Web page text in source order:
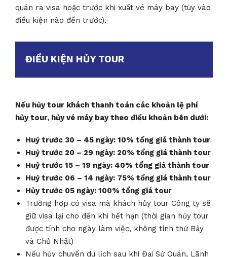
quán ra visa hoặc trước khi xuất vé máy bay (tùy vào
điều kiện nào đến trước).
ĐIỀU KIỆN HỦY TOUR
Nếu hủy tour khách thanh toán các khoản lệ phí
hủy tour, hủy vé máy bay theo điều khoản bên dưới:
Huỷ trước 30 – 45 ngày: 10% tổng giá thành tour
Huỷ trước 20 – 29 ngày: 20% tổng giá thành tour
Huỷ trước 15 – 19 ngày: 40% tổng giá thành tour
Huỷ trước 06 – 14 ngày: 75% tổng giá thành tour
Hủy trước 05 ngày: 100% tổng giá tour
Trường hợp có visa mà khách hủy tour Công ty sẽ
giữ visa lại cho đến khi hết hạn (thời gian hủy tour
được tính cho ngày làm việc, không tính thứ Bảy
và Chủ Nhật)
Nếu hủy chuyến du lịch sau khi Đại Sứ Quán, Lãnh